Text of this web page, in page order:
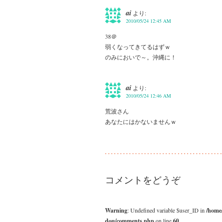
ai より:
2010/05/24 12:45 AM
38＠
弱くなってきてるはずｗ
のみにおいで～。沖縄に！
ai より:
2010/05/24 12:46 AM
荒波さん
あなたにはかないませんｗ
コメントをどうぞ
Warning: Undefined variable $user_ID in /